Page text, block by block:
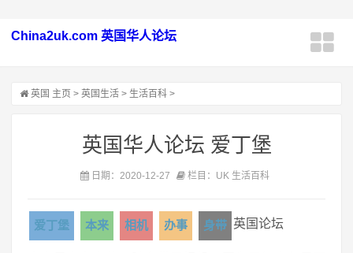
China2uk.com 英国华人论坛
英国 主页 > 英国生活 > 生活百科 >
英国华人论坛 爱丁堡
日期：2020-12-27 栏目：UK 生活百科
爱丁堡 本来 相机 办事 身带 英国论坛